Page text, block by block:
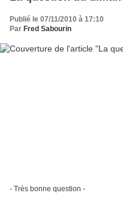
Publié le 07/11/2010 à 17:10
Par Fred Sabourin
- Très bonne question -